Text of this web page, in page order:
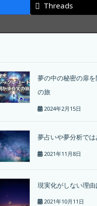
Threads
夢の中の秘密の扉
の旅
2024年2月15日
夢占いや夢分析で
2021年11月8日
現実化がしない理
2021年10月11日